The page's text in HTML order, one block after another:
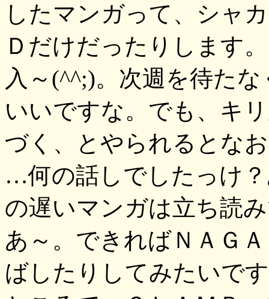
したマンガって、シャ
Ｄだけだったりします
入～(^^;)。次週を待た
いいですな。でも、キ
づく、とやられるとな
…何の話しでしたっけ
の遅いマンガは立ち読
あ～。できればＮＡＧ
ばしたりしてみたいで